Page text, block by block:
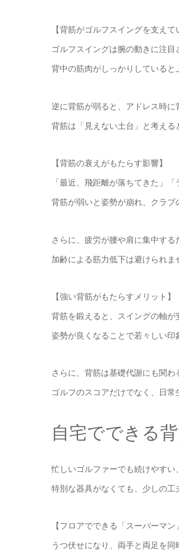
【背筋がゴルフスイングを支えて
ゴルフスイングは腕の動きに注
背中の筋肉がしっかりしていると
逆に背筋が弱ると、アドレス時に
背筋は「見えない土台」と考える
【背筋の衰えがもたらす影響】
「最近、飛距離が落ちてきた」
背筋が弱いと姿勢が崩れ、クラブ
さらに、疲労が腰や肩に集中する
加齢による筋力低下は避けられま
【強い背筋がもたらすメリット】
背筋を鍛えると、スイングの軸が
姿勢が良くなることで若々しい印
さらに、背筋は基礎代謝にも関
ゴルフのスコアだけでなく、日常
自宅でできる
忙しいゴルファーでも続けやすい
特別な器具がなくても、少しの工
【フロアでできる「スーパーマン
うつ伏せになり、両手と両足を